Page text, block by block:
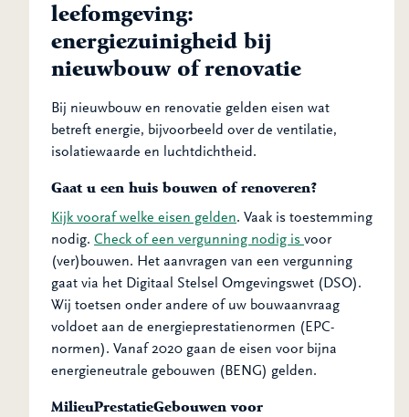
leefomgeving:
energiezuinigheid bij
nieuwbouw of renovatie
Bij nieuwbouw en renovatie gelden eisen wat
betreft energie, bijvoorbeeld over de ventilatie,
isolatiewaarde en luchtdichtheid.
Gaat u een huis bouwen of renoveren?
Kijk vooraf welke eisen gelden. Vaak is toestemming
nodig. Check of een vergunning nodig is voor
(ver)bouwen. Het aanvragen van een vergunning
gaat via het Digitaal Stelsel Omgevingswet (DSO).
Wij toetsen onder andere of uw bouwaanvraag
voldoet aan de energieprestatienormen (EPC-
normen). Vanaf 2020 gaan de eisen voor bijna
energieneutrale gebouwen (BENG) gelden.
MilieuPrestatieGebouwen voor